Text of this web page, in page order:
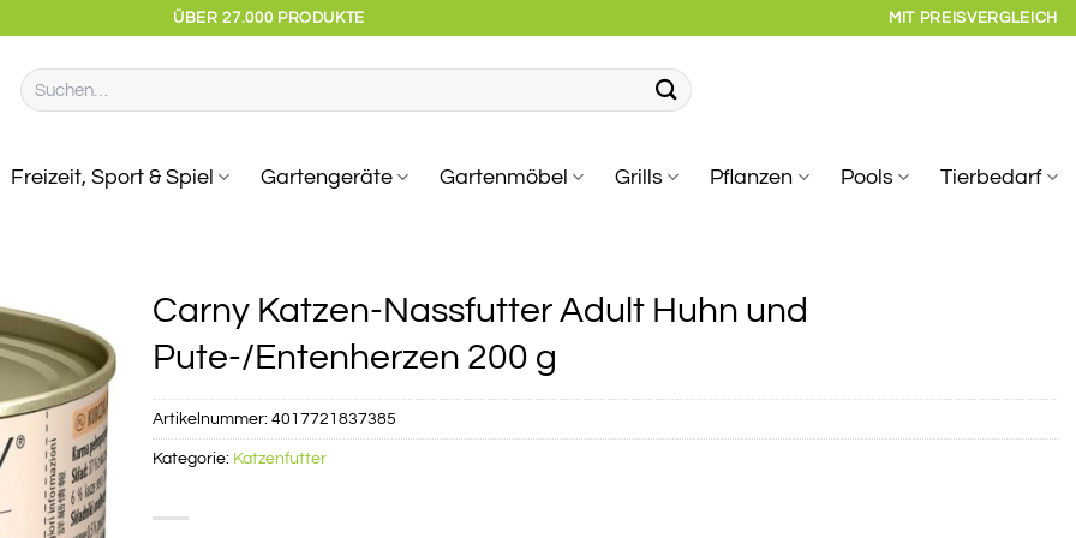
ÜBER 27.000 PRODUKTE MIT PREISVERGLEICH
Suchen
nach:
Freizeit, Sport & Spiel Gartengeräte Gartenmöbel Grills Pflanzen Pools Tierbedarf
Carny Katzen-Nassfutter Adult Huhn und
Pute-/Entenherzen 200 g
Artikelnummer: 4017721837385
Kategorie: Katzenfutter